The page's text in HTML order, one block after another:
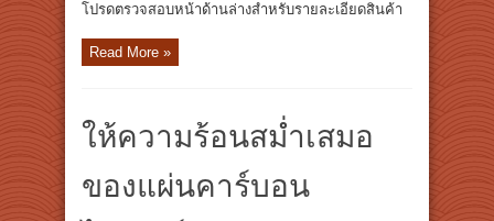
โปรดตรวจสอบหน้าด้านล่างสำหรับรายละเอียดสินค้า
Read More »
ให้ความร้อนสม่ำเสมอ
ของแผ่นคาร์บอน